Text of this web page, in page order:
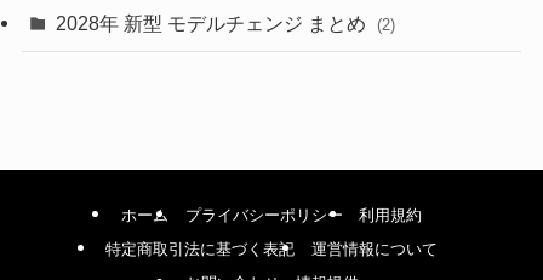
2028年 新型 モデルチェンジ まとめ (2)
ホーム プライバシーポリシー
利用規約
特定商取引法に基づく表記
運営情報について